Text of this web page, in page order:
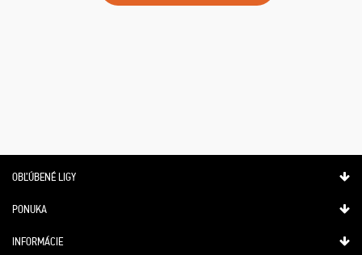
OBĽÚBENÉ LIGY
PONUKA
INFORMÁCIE